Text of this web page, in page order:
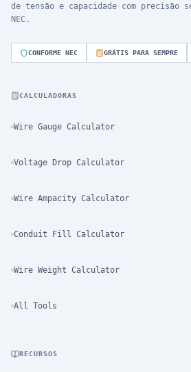
de tensão e capacidade com precisão
NEC.
CONFORME NEC GRÁTIS PARA SEMPRE
CALCULADORAS
Wire Gauge Calculator
Voltage Drop Calculator
Wire Ampacity Calculator
Conduit Fill Calculator
Wire Weight Calculator
All Tools
RECURSOS